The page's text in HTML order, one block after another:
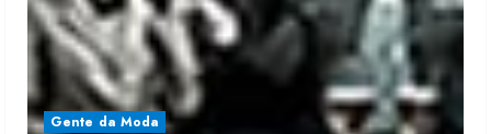
Gente da Moda
2
Moda vende US$63,7 bilhões em
produtos licenciados
6 de agosto de 2026